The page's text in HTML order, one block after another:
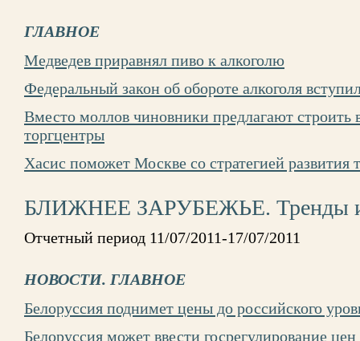
ГЛАВНОЕ
Медведев приравнял пиво к алкоголю
Федеральный закон об обороте алкоголя
Вместо моллов чиновники предлагают строить
торгцентры
Хасис поможет Москве со стратегией развития
БЛИЖНЕЕ ЗАРУБЕЖЬЕ. Тренды и
Отчетный период 11/07/2011-17/07/2011
НОВОСТИ. ГЛАВНОЕ
Белоруссия поднимет цены до российского
Белоруссия может ввести госрегулирование цен